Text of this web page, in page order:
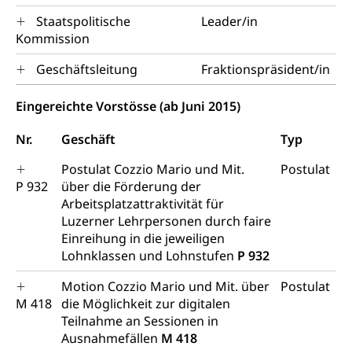
Staatspolitische
Kommission
Leader/in
Geschäftsleitung Fraktionspräsident/in
Eingereichte Vorstösse (ab Juni 2015)
Nr.
Geschäft Typ
P 932
Postulat Cozzio Mario und Mit.
über die Förderung der
Arbeitsplatzattraktivität für
Luzerner Lehrpersonen durch faire
Einreihung in die jeweiligen
Lohnklassen und Lohnstufen P 932
Postulat
M 418
Motion Cozzio Mario und Mit. über
die Möglichkeit zur digitalen
Teilnahme an Sessionen in
Ausnahmefällen M 418
Postulat